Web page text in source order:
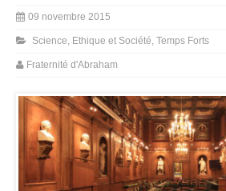
09 novembre 2015
Science, Ethique et Société, Temps Forts
Fraternité d'Abraham